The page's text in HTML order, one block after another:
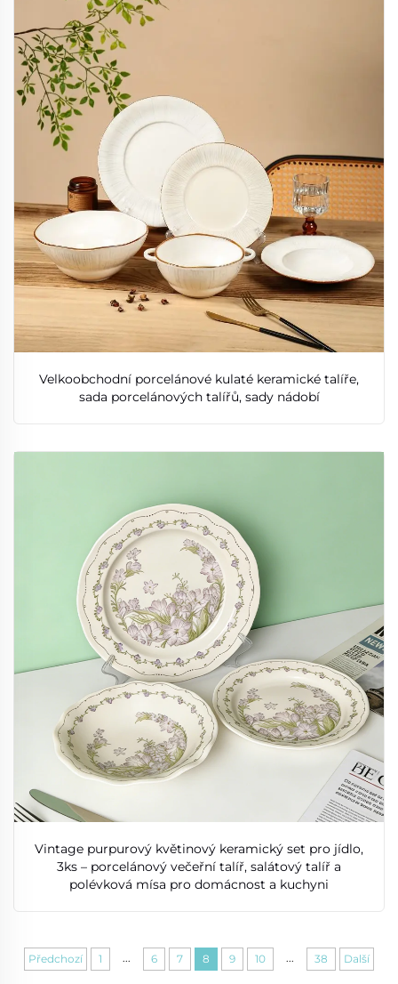
Velkoobchodní porcelánové kulaté keramické talíře,
sada porcelánových talířů, sady nádobí
Vintage purpurový květinový keramický set pro jídlo,
3ks – porcelánový večeřní talíř, salátový talíř a
polévková mísa pro domácnost a kuchyni
Předchozí 1 ... 6 7 8 9 10 ... 38 Další